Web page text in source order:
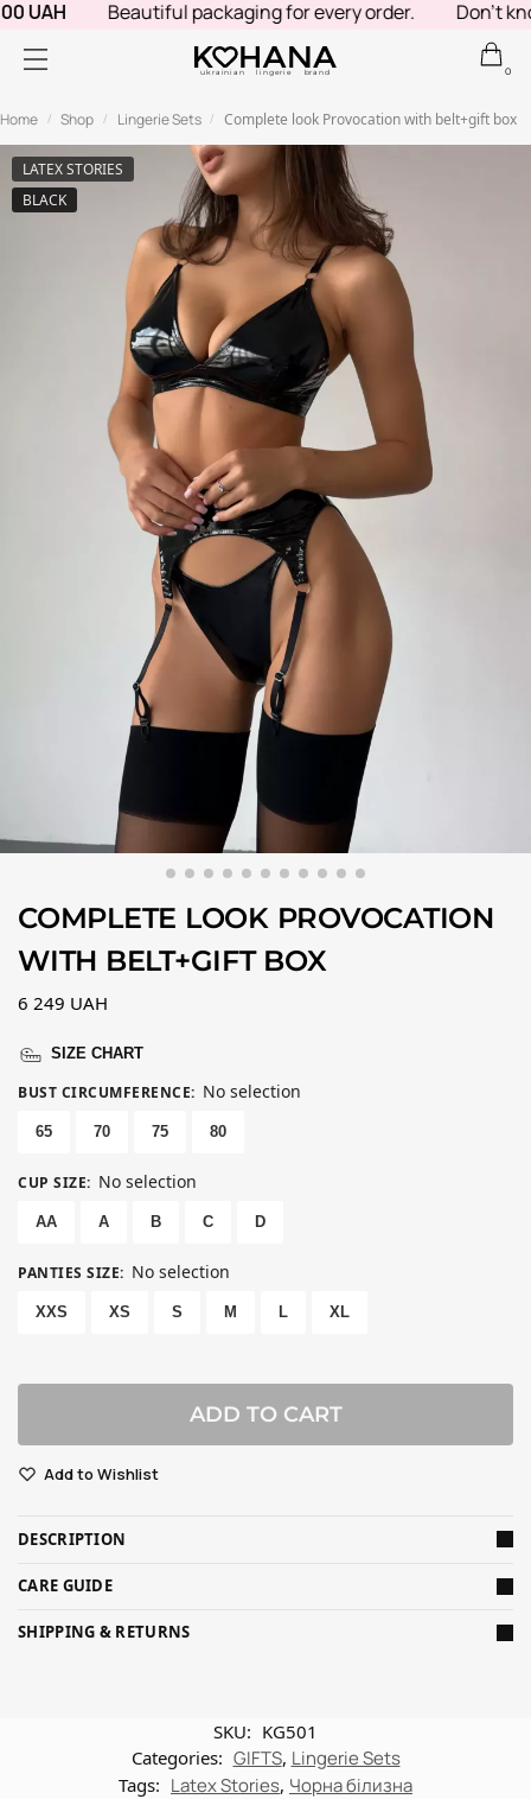
UAH Beautiful packaging for every order. Don't
ukrainian lingerie brand 0
Home / Shop / Lingerie Sets / Complete look Provocation with belt+gift box
LATEX STORIES
BLACK
COMPLETE LOOK PROVOCATION
WITH BELT+GIFT BOX
6 249 UAH
SIZE CHART
BUST CIRCUMFERENCE: No selection
65 70 75 80
CUP SIZE: No selection
AA A B C D
PANTIES SIZE: No selection
XXS XS S M L XL
ADD TO CART
Add to Wishlist
DESCRIPTION
CARE GUIDE
SHIPPING & RETURNS
SKU: KG501
Categories: GIFTS, Lingerie Sets
Tags: Latex Stories, Чорна білизна